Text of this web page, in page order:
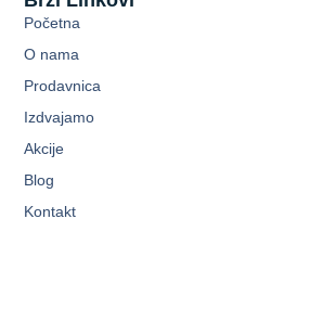
Početna
O nama
Prodavnica
Izdvajamo
Akcije
Blog
Kontakt